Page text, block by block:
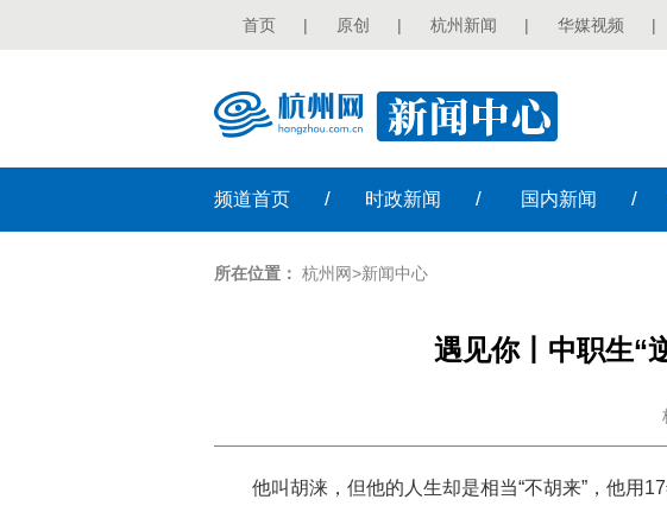
首页 | 原创 | 杭州新闻 | 华媒视频 |
频道首页 / 时政新闻 / 国内新闻 /
所在位置： 杭州网>新闻中心
遇见你丨中职生“
他叫胡涞，但他的人生却是相当“不胡来”，他用